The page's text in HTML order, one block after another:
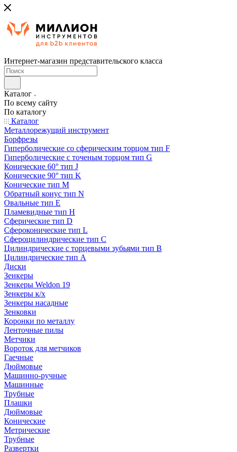
Интернет-магазин представительского класса
Каталог
По всему сайту
По каталогу
Каталог
Металлорежущий инструмент
Борфрезы
Гиперболические cо сферическим торцом тип F
Гиперболические с точеным торцом тип G
Конические 60° тип J
Конические 90° тип K
Конические тип M
Обратный конус тип N
Овальные тип E
Пламевидные тип H
Сферические тип D
Сфероконические тип L
Сфероцилиндрические тип C
Цилиндрические с торцевыми зубьями тип B
Цилиндрические тип А
Диски
Зенкеры
Зенкеры Weldon 19
Зенкеры к/х
Зенкеры насадные
Зенковки
Коронки по металлу
Ленточные пилы
Метчики
Вороток для метчиков
Гаечные
Дюймовые
Машинно-ручные
Машинные
Трубные
Плашки
Дюймовые
Конические
Метрические
Трубные
Развертки